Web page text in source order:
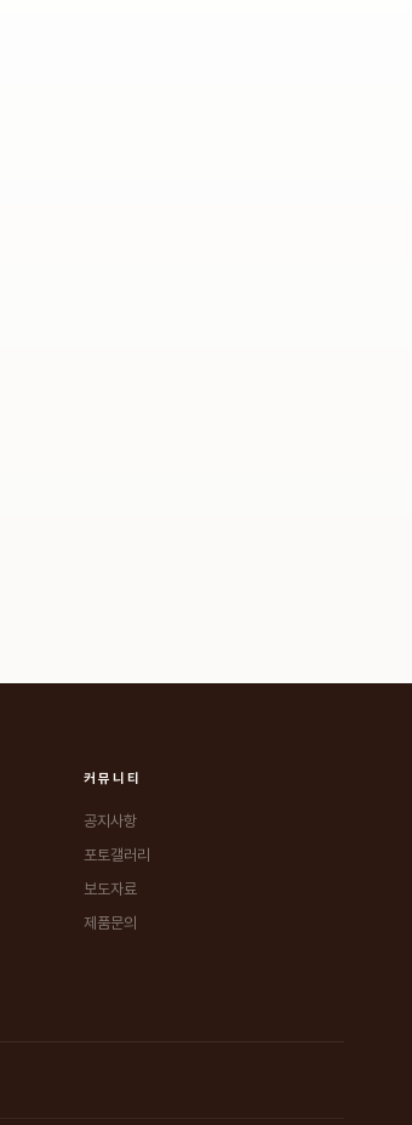
커뮤니티
공지사항
포토갤러리
보도자료
제품문의